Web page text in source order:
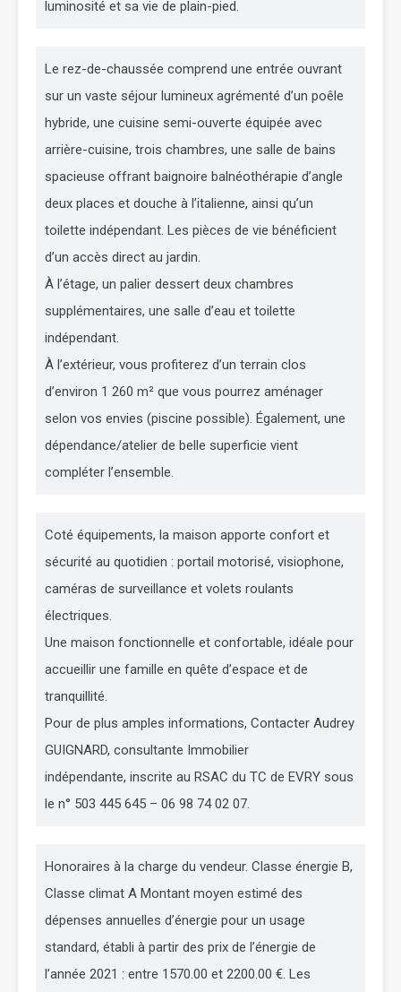
luminosité et sa vie de plain-pied.
Le rez-de-chaussée comprend une entrée ouvrant
sur un vaste séjour lumineux agrémenté d’un poêle
hybride, une cuisine semi-ouverte équipée avec
arrière-cuisine, trois chambres, une salle de bains
spacieuse offrant baignoire balnéothérapie d’angle
deux places et douche à l’italienne, ainsi qu’un
toilette indépendant. Les pièces de vie bénéficient
d’un accès direct au jardin.
À l’étage, un palier dessert deux chambres
supplémentaires, une salle d’eau et toilette
indépendant.
À l’extérieur, vous profiterez d’un terrain clos
d’environ 1 260 m² que vous pourrez aménager
selon vos envies (piscine possible). Également, une
dépendance/atelier de belle superficie vient
compléter l’ensemble.
Coté équipements, la maison apporte confort et
sécurité au quotidien : portail motorisé, visiophone,
caméras de surveillance et volets roulants
électriques.
Une maison fonctionnelle et confortable, idéale pour
accueillir une famille en quête d’espace et de
tranquillité.
Pour de plus amples informations, Contacter Audrey
GUIGNARD, consultante Immobilier
indépendante, inscrite au RSAC du TC de EVRY sous
le n° 503 445 645 – 06 98 74 02 07.
Honoraires à la charge du vendeur. Classe énergie B,
Classe climat A Montant moyen estimé des
dépenses annuelles d’énergie pour un usage
standard, établi à partir des prix de l’énergie de
l’année 2021 : entre 1570.00 et 2200.00 €. Les